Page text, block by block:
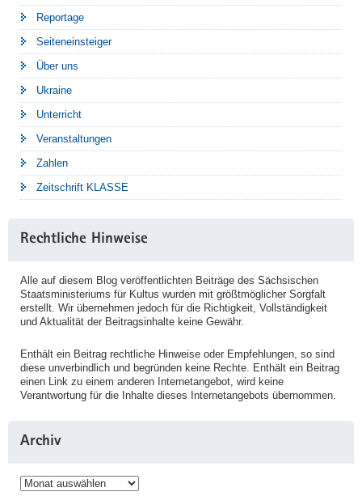
Reportage
Seiteneinsteiger
Über uns
Ukraine
Unterricht
Veranstaltungen
Zahlen
Zeitschrift KLASSE
Rechtliche Hinweise
Alle auf diesem Blog veröffentlichten Beiträge des Sächsischen
Staatsministeriums für Kultus wurden mit größtmöglicher Sorgfalt
erstellt. Wir übernehmen jedoch für die Richtigkeit, Vollständigkeit
und Aktualität der Beitragsinhalte keine Gewähr.
Enthält ein Beitrag rechtliche Hinweise oder Empfehlungen, so sind
diese unverbindlich und begründen keine Rechte. Enthält ein Beitrag
einen Link zu einem anderen Internetangebot, wird keine
Verantwortung für die Inhalte dieses Internetangebots übernommen.
Archiv
Archiv